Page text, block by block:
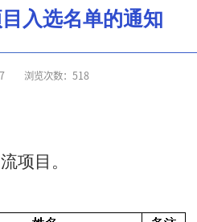
入选名单的通知
浏览次数： 518
项目。